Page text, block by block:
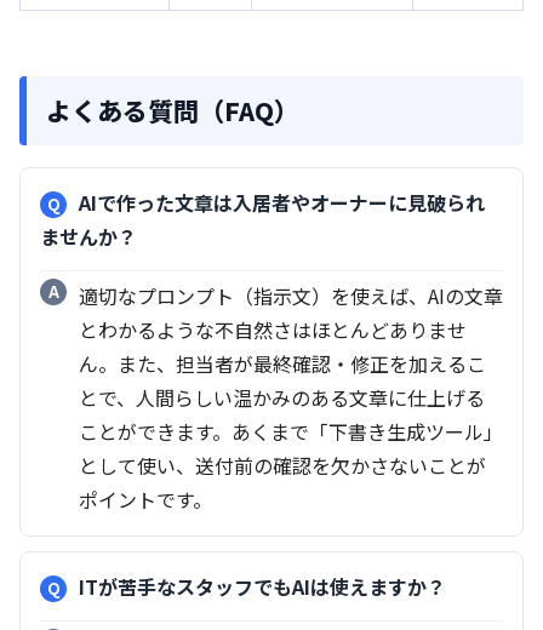
よくある質問（FAQ）
AIで作った文章は入居者やオーナーに見破られ
ませんか？
適切なプロンプト（指示文）を使えば、AIの文章
とわかるような不自然さはほとんどありませ
ん。また、担当者が最終確認・修正を加えるこ
とで、人間らしい温かみのある文章に仕上げる
ことができます。あくまで「下書き生成ツール」
として使い、送付前の確認を欠かさないことが
ポイントです。
ITが苦手なスタッフでもAIは使えますか？